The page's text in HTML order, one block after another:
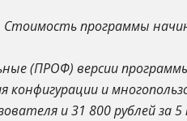
Стоимость программы
(ПРОФ) версии
и
и 31 800 рублей за 5